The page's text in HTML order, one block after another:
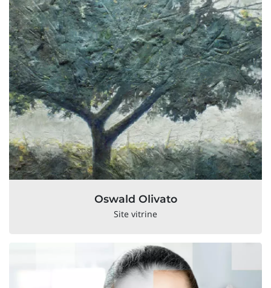
Oswald Olivato
Site vitrine